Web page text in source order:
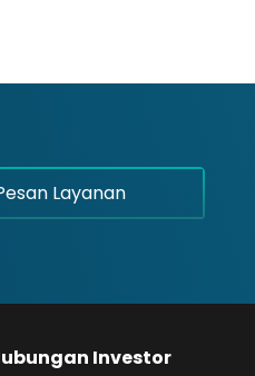
Layanan
Investor